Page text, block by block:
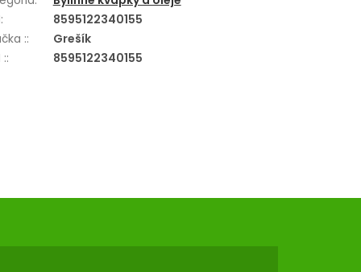
:
8595122340155
::
Grešík
:: 8595122340155